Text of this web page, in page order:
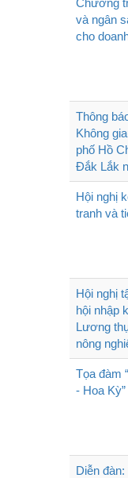
Chương
và ngân
cho
Thông
Không
phố Hồ
Đắk Lắk
Hội nghị
tranh và
Hội nghị
hội nhập
Lương
nông
Tọa đàm
- Hoa Kỳ”
Diễn